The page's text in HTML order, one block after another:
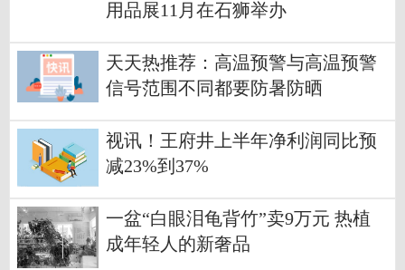
用品展11月在石狮举办
天天热推荐：高温预警与高温预警
信号范围不同都要防暑防晒
视讯！王府井上半年净利润同比预
减23%到37%
一盆“白眼泪龟背竹”卖9万元 热植
成年轻人的新奢品